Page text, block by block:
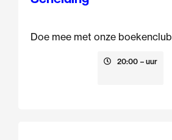
Doe mee met onze boekenclub
20:00 – uur